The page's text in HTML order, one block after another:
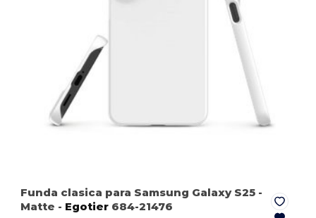
Funda clasica para Samsung Galaxy S25 -
Matte - Egotier 684-21476